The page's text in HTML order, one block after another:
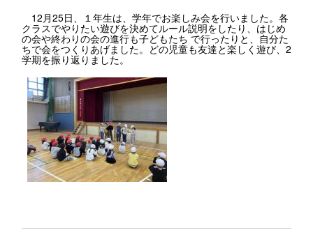
12月25日、１年生は、学年でお楽しみ会を行いました。各
クラスでやりたい遊びを決めてルール説明をしたり、はじめ
の会や終わりの会の進行も子どもたち で行ったりと、自分た
ちで会をつくりあげました。どの児童も友達と楽しく遊び、2
学期を振り返りました。